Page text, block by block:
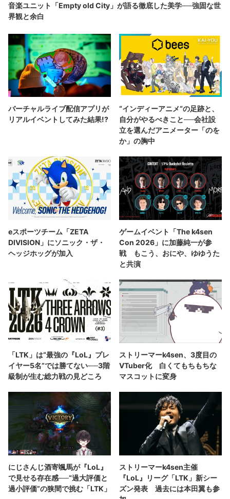
音楽ユニット「Empty old City」が語る徹底した美学──強固な世
界観と余白
バーチャルライブ配信アプリが
リアルイベントしてみた結果!?
“インディーアニメ“の足跡と、
自分がやるべきこと──会社設
立を選んだアニメーター「のを
か」の胸中
eスポーツチーム「ZETA
DIVISION」にソニック・ザ・
ヘッジホッグが加入
ゲームイベント「The k4sen
Con 2026」に加藤純一が参
戦 もこう、おにや、ゆゆうた
と共演
「LTK」は“最強の『LoL』プレ
イヤー5名”では勝てない──3階
級制が生む総力戦の見どころ
ストリーマーk4sen、3度目の
VTuber化 白くてもちもちな
マスコットに変身
にじさんじ酒寄颯馬が『LoL』
で見せる存在感──“過大評価と
過小評価”の狭間で挑む「LTK」
ストリーマーk4sen主催
『LoL』リーグ「LTK」新シー
ズン発表 過去には本田翼も参